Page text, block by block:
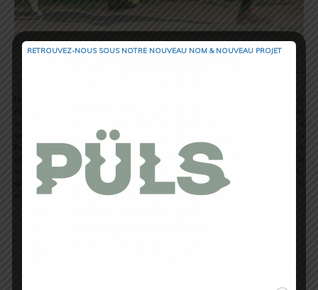
naturel de la région Ile-de-France, l’encouragement au partage et aux rencontres, le soutien de la
Fondation d’Auteuilpour l’éducation et la formation de jeunes en difficultés, l’organisation de 8
randonnées au départ de chacun des départements de la Région Ile-de-France… Mais aussi l’aide à la
collecte de chaussures de course pour l’Afrique via
Africa Run , don des produits non utilisés sur les
ravitaillements aux
Restos du Coeur et enfin le soutien de l’association le
mieux-être des enfants malades et hospitalisés grâce à des clowns envoyés en hôpitaux.
RETROUVEZ-NOUS SOUS NOTRE NOUVEAU NOM & NOUVEAU PROJET